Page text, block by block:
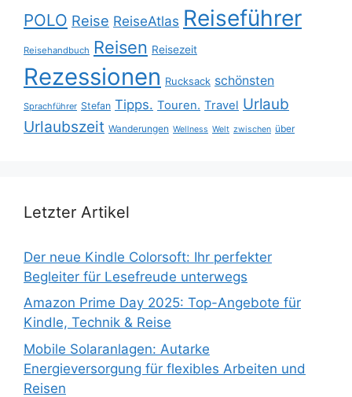
POLO Reise ReiseAtlas Reiseführer
Reisehandbuch Reisen Reisezeit
Rezessionen Rucksack schönsten
Sprachführer Stefan Tipps. Touren. Travel Urlaub
Urlaubszeit Wanderungen Wellness Welt zwischen über
Letzter Artikel
Der neue Kindle Colorsoft: Ihr perfekter
Begleiter für Lesefreude unterwegs
Amazon Prime Day 2025: Top-Angebote für
Kindle, Technik & Reise
Mobile Solaranlagen: Autarke
Energieversorgung für flexibles Arbeiten und
Reisen